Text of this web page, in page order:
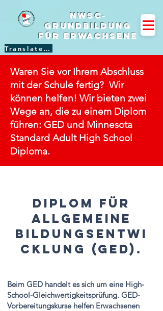
Translate Site
NWSC-
Grundbildung
für Erwachsene
Waren Sie vor Ihrem Abschluss
mit der Schule fertig? Wir
können helfen! Wir bieten zwei
Wege an, die zu einem Diplom
führen: GED und Minnesota
Standard Adult High School
Diploma.
Diplom für
allgemeine
Bildungsentwi
cklung (GED).
Beim GED handelt es sich um eine High-
School-Gleichwertigkeitsprüfung. GED-
Vorbereitungskurse helfen Erwachsenen